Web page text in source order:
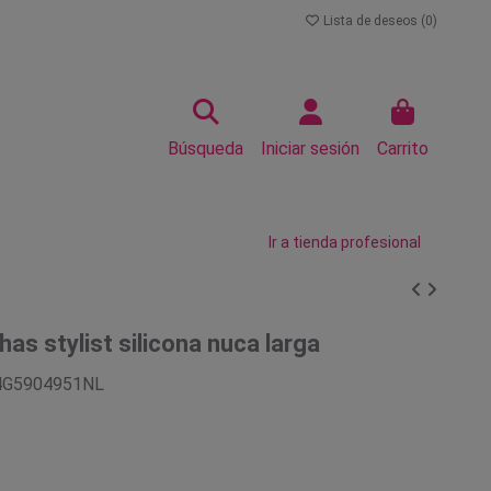
Lista de deseos (0)
Búsqueda Iniciar sesión Carrito
Ir a tienda profesional
stylist silicona nuca larga